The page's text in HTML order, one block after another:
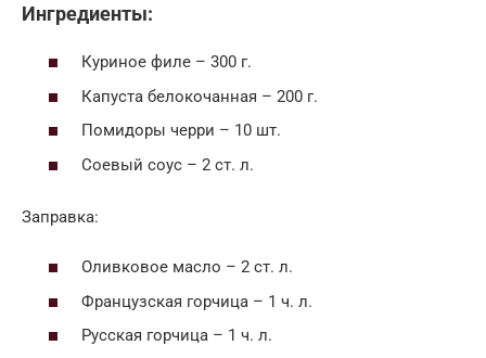
Ингредиенты:
Куриное филе – 300 г.
Капуста белокочанная – 200 г.
Помидоры черри – 10 шт.
Соевый соус – 2 ст. л.
Заправка:
Оливковое масло – 2 ст. л.
Французская горчица – 1 ч. л.
Русская горчица – 1 ч. л.